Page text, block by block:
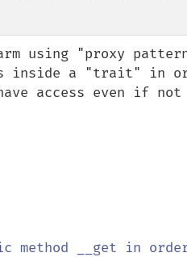
using "proxy
inside a "trait" in
access even if
method __get in